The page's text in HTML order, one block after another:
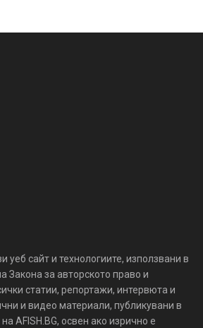
сайт и технологиите, използвани в
Закона за авторското право и
статии, репортажи, интервюта и
и видео материали, публикувани в
AFISH.BG, освен ако изрично е